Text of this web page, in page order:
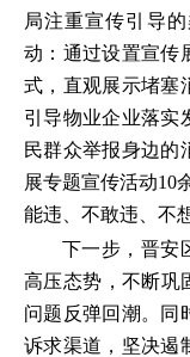
局注重宣传引导
动：通过设置宣传
式，直观展示堵塞
引导物业企业落实
民群众举报身边的
展专题宣传活动10
能违、不敢违、不
下一步，晋安
高压态势，不断巩
问题反弹回潮。同
诉求渠道，坚决遏